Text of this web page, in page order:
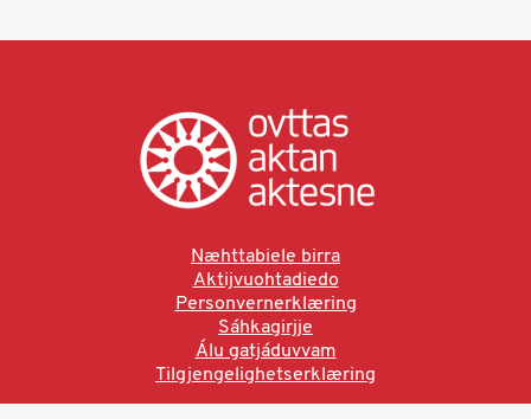
Næhttabiele birra
Aktijvuohtadiedo
Personvernerklæring
Sáhkagirjje
Álu gatjáduvvam
Tilgjengelighetserklæring